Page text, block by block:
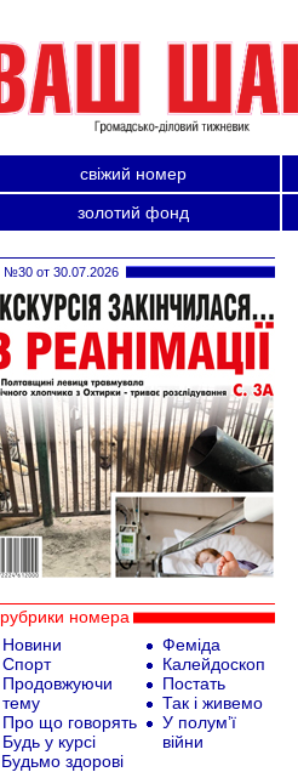
свіжий номер
золотий фонд
№30 от 30.07.2026
рубрики номера
Новини
Спорт
Продовжуючи
тему
Про що говорять
Будь у курсі
Феміда
Калейдоскоп
Постать
Так і живемо
У полум’ї
війни
Будьмо здорові